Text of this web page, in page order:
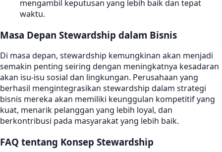
mengambil keputusan yang lebih baik dan tepat
waktu.
Masa Depan Stewardship dalam Bisnis
Di masa depan, stewardship kemungkinan akan menjadi
semakin penting seiring dengan meningkatnya kesadaran
akan isu-isu sosial dan lingkungan. Perusahaan yang
berhasil mengintegrasikan stewardship dalam strategi
bisnis mereka akan memiliki keunggulan kompetitif yang
kuat, menarik pelanggan yang lebih loyal, dan
berkontribusi pada masyarakat yang lebih baik.
FAQ tentang Konsep Stewardship